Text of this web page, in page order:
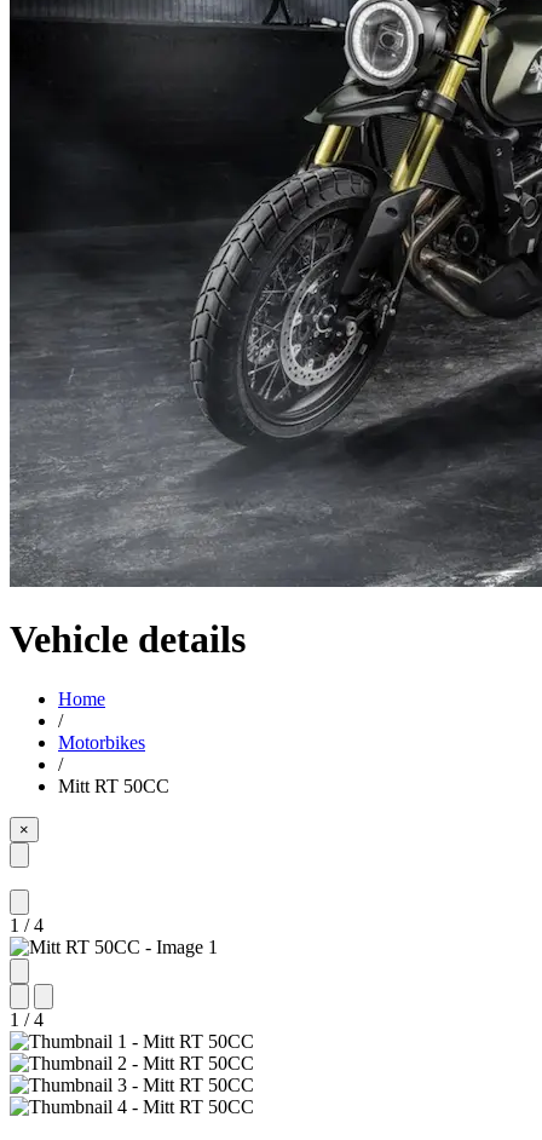
Vehicle details
Home
/
Motorbikes
/
Mitt RT 50CC
×
1 / 4
1 / 4